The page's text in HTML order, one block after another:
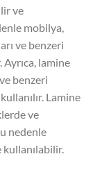
ve
mobilya,
ve benzeri
lamine
benzeri
Lamine
ve
nedenle